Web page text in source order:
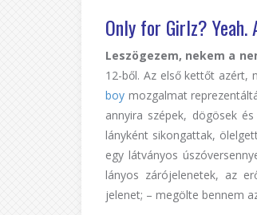
Only for Girlz?
Leszögezem, nekem a
12-ből. Az első kettőt
boy mozgalmat
annyira szépek, dögösek
lányként sikongattak,
egy látványos
lányos zárójelenetek, az
jelenet; – megölte bennem